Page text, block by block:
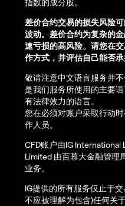
指数的成分股。
差价合约交易的损失风险
波动。差价合约为复杂的
速亏损的高风险。请您在
作方式，并评估自己能否承
敬请注意中文语言服务并
是我们服务所使用的主要
有法律效力的语言。
您在必须对账户采取行动
作人员。
CFD账户由IG
Limited 由百慕大金融管理
业务。
IG提供的所有服务仅止于
不应被理解为包含)任何关